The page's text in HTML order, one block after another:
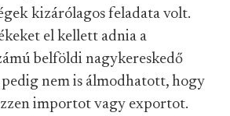
kizárólagos feladata volt.
el kellett adnia a
belföldi nagykereskedő
nem is álmodhatott, hogy
importot vagy exportot.